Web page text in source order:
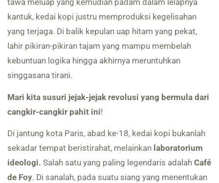
tawa meluap yang kemudian padam dalam lelapnya
kantuk, kedai kopi justru memproduksi kegelisahan
yang terjaga. Di balik kepulan uap hitam yang pekat,
lahir pikiran-pikiran tajam yang mampu membelah
kebuntuan logika hingga akhirnya meruntuhkan
singgasana tirani.
Mari kita susuri jejak-jejak revolusi yang bermula dari
cangkir-cangkir pahit ini!
Di jantung kota Paris, abad ke-18, kedai kopi bukanlah
sekadar tempat beristirahat, melainkan laboratorium
ideologi. Salah satu yang paling legendaris adalah Café
de Foy. Di sanalah, pada suatu siang yang menentukan